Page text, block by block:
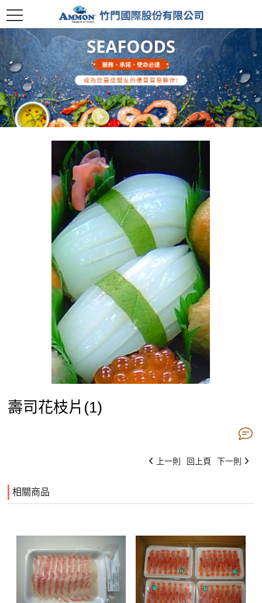
壽司花枝片(1)
上一則 回上頁 下一則
相關商品